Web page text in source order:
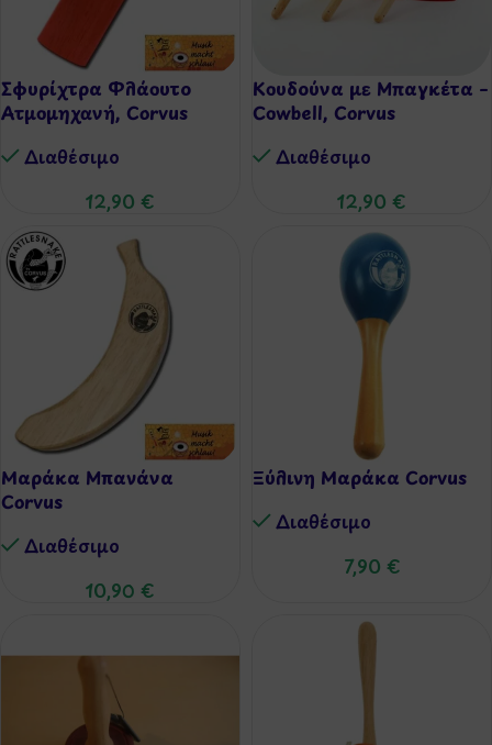
Σφυρίχτρα Φλάουτο
Ατμομηχανή, Corvus
Διαθέσιμo
12,90 €
Κουδούνα με Μπαγκέτα –
Cowbell, Corvus
Διαθέσιμo
12,90 €
Μαράκα Μπανάνα
Corvus
Διαθέσιμo
10,90 €
Ξύλινη Μαράκα Corvus
Διαθέσιμo
7,90 €